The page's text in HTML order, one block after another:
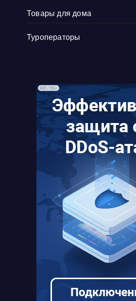
Товары для дома
Туроператоры